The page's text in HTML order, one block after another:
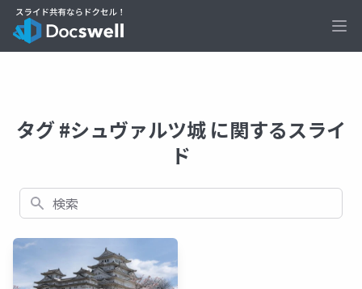
タグ #シュヴァルツ城 に関するスライ
ド
検索